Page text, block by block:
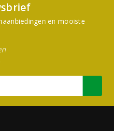
en mooiste